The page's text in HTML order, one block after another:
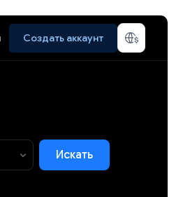
Создать аккаунт
Искать